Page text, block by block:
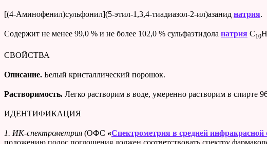
[(4-Аминофенил)сульфонил](5-этил-1,3,4-тиадиазол-2-ил)азанид натрия.
Содержит не менее 99,0 % и не более 102,0 % сульфаэтидола натрия C10H
СВОЙСТВА
Описание. Белый кристаллический порошок.
Растворимость. Легко растворим в воде, умеренно растворим в спирте
ИДЕНТИФИКАЦИЯ
1. ИК-спектрометрия (ОФС «Спектрометрия в средней инфракрасной